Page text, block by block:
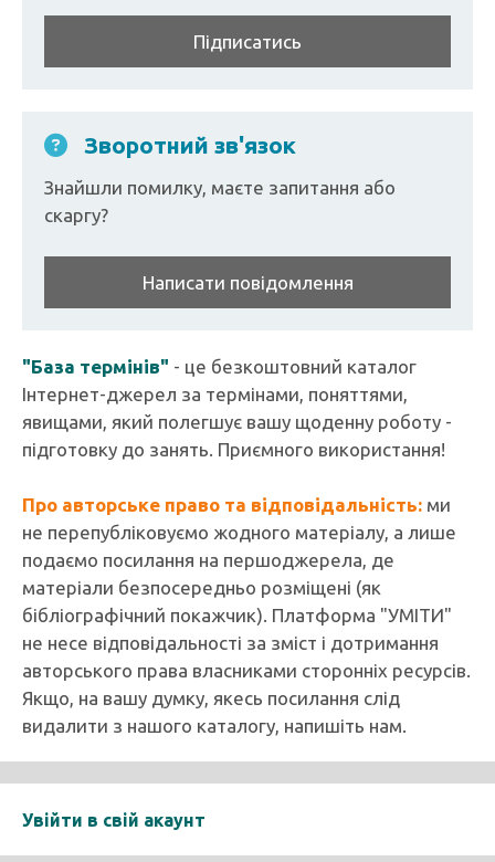
Підписатись
Зворотний зв'язок
Знайшли помилку, маєте запитання або
скаргу?
Написати повідомлення
"База термінів" - це безкоштовний каталог
Інтернет-джерел за термінами, поняттями,
явищами, який полегшує вашу щоденну роботу -
підготовку до занять. Приємного використання!
Про авторське право та відповідальність: ми
не перепубліковуємо жодного матеріалу, а лише
подаємо посилання на першоджерела, де
матеріали безпосередньо розміщені (як
бібліографічний покажчик). Платформа "УМІТИ"
не несе відповідальності за зміст і дотримання
авторського права власниками сторонніх ресурсів.
Якщо, на вашу думку, якесь посилання слід
видалити з нашого каталогу, напишіть нам.
Увійти в свій акаунт